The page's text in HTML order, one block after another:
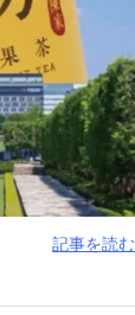
記事を読む